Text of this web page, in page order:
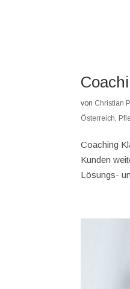
von Christian
Österreich
Coaching
Kunden
Lösungs-